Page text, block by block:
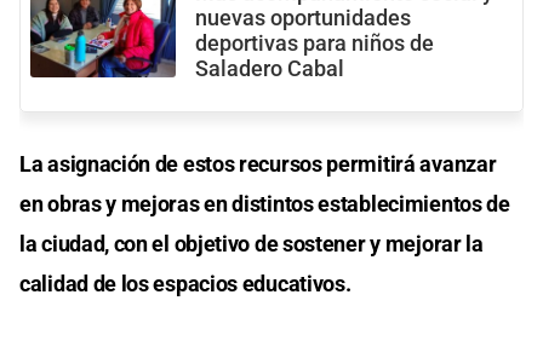
nuevas oportunidades
deportivas para niños de
Saladero Cabal
La asignación de estos recursos permitirá avanzar
en obras y mejoras en distintos establecimientos de
la ciudad, con el objetivo de sostener y mejorar la
calidad de los espacios educativos.